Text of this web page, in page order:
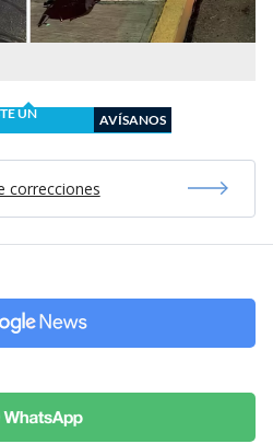
UN
AVÍSANOS
correcciones